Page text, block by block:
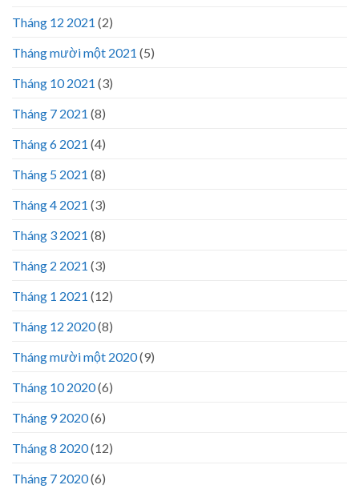
Tháng 12 2021 (2)
Tháng mười một 2021 (5)
Tháng 10 2021 (3)
Tháng 7 2021 (8)
Tháng 6 2021 (4)
Tháng 5 2021 (8)
Tháng 4 2021 (3)
Tháng 3 2021 (8)
Tháng 2 2021 (3)
Tháng 1 2021 (12)
Tháng 12 2020(8)
Tháng mười một 2020(9)
Tháng 10 2020(6)
Tháng 9 2020(6)
Tháng 8 2020(12)
Tháng 7 2020(6)